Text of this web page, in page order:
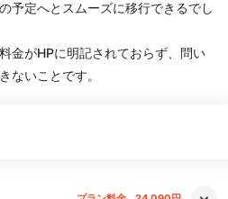
予定へとスムーズに移行できるでし
金がHPに明記されておらず、問い
ないことです。